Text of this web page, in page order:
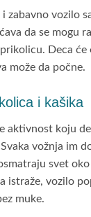
i zabavno vozilo
da se mogu
Deca će
može da počne.
i kašika
aktivnost koju
vožnja im
svet oko
istraže, vozilo
muke.